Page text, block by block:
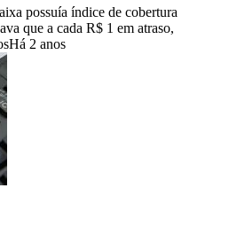
possuía índice de cobertura
que a cada R$ 1 em atraso,
Há 2 anos